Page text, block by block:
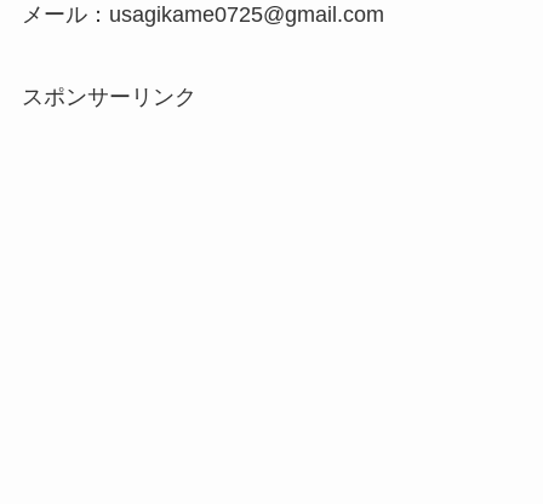
メール：usagikame0725@gmail.com
スポンサーリンク